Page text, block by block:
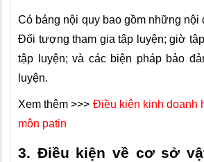
Có bảng nội quy bao gồm những nội
Đối tượng tham gia tập luyện; giờ
tập luyện; và các biện pháp bảo
luyện.
Xem thêm >>> Điều kiện kinh doanh
môn patin
3. Điều kiện về cơ sở